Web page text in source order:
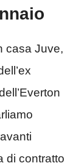
casa Juve,
di contratto